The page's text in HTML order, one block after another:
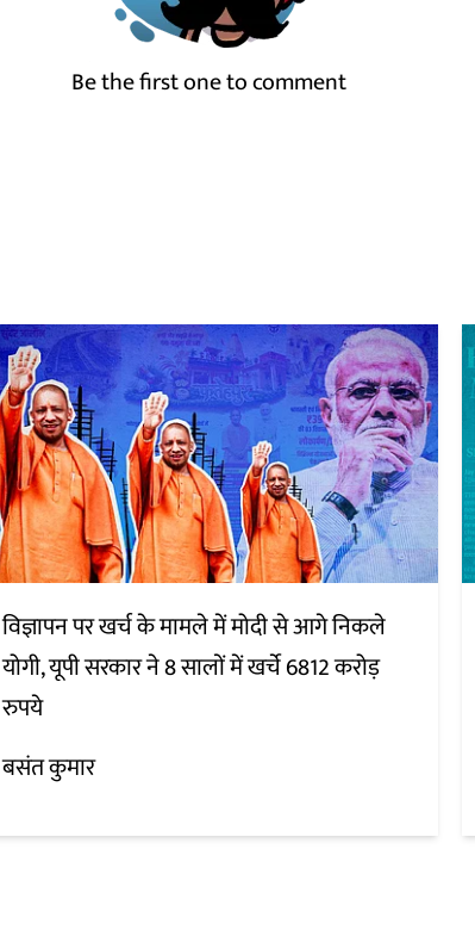
Be the first one to comment
विज्ञापन पर खर्च के मामले में मोदी से आगे निकले
योगी, यूपी सरकार ने 8 सालों में खर्चे 6812 करोड़
रुपये
बसंत कुमार